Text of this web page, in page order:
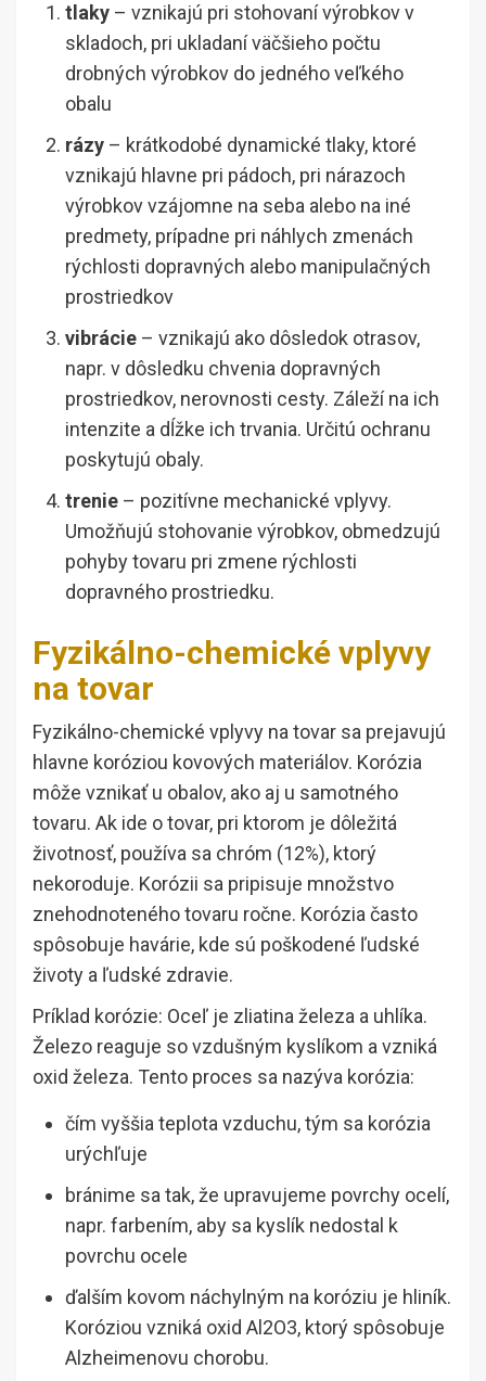
tlaky – vznikajú pri stohovaní výrobkov v
skladoch, pri ukladaní väčšieho počtu
drobných výrobkov do jedného veľkého
obalu
rázy – krátkodobé dynamické tlaky, ktoré
vznikajú hlavne pri pádoch, pri nárazoch
výrobkov vzájomne na seba alebo na iné
predmety, prípadne pri náhlych zmenách
rýchlosti dopravných alebo manipulačných
prostriedkov
vibrácie – vznikajú ako dôsledok otrasov,
napr. v dôsledku chvenia dopravných
prostriedkov, nerovnosti cesty. Záleží na ich
intenzite a dĺžke ich trvania. Určitú ochranu
poskytujú obaly.
trenie – pozitívne mechanické vplyvy.
Umožňujú stohovanie výrobkov, obmedzujú
pohyby tovaru pri zmene rýchlosti
dopravného prostriedku.
Fyzikálno-chemické vplyvy
na tovar
Fyzikálno-chemické vplyvy na tovar sa prejavujú
hlavne koróziou kovových materiálov. Korózia
môže vznikať u obalov, ako aj u samotného
tovaru. Ak ide o tovar, pri ktorom je dôležitá
životnosť, používa sa chróm (12%), ktorý
nekoroduje. Korózii sa pripisuje množstvo
znehodnoteného tovaru ročne. Korózia často
spôsobuje havárie, kde sú poškodené ľudské
životy a ľudské zdravie.
Príklad korózie: Oceľ je zliatina železa a uhlíka.
Železo reaguje so vzdušným kyslíkom a vzniká
oxid železa. Tento proces sa nazýva korózia:
čím vyššia teplota vzduchu, tým sa korózia
urýchľuje
bránime sa tak, že upravujeme povrchy ocelí,
napr. farbením, aby sa kyslík nedostal k
povrchu ocele
ďalším kovom náchylným na koróziu je hliník.
Koróziou vzniká oxid Al2O3, ktorý spôsobuje
Alzheimenovu chorobu.